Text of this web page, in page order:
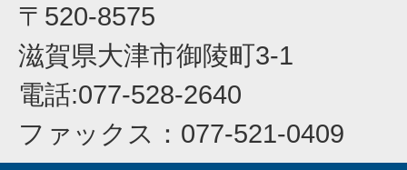
〒520-8575
滋賀県大津市御陵町3-1
電話:077-528-2640
ファックス：077-521-0409